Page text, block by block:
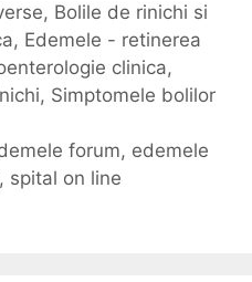
, Bolile de rinichi si
, Edemele - retinerea
clinica,
, Simptomele bolilor
forum, edemele
, spital on line